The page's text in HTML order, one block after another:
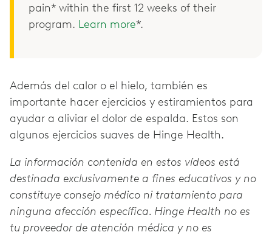
pain* within the first 12 weeks of their
program. Learn more*.
Además del calor o el hielo, también es
importante hacer ejercicios y estiramientos para
ayudar a aliviar el dolor de espalda. Estos son
algunos ejercicios suaves de Hinge Health.
La información contenida en estos vídeos está
destinada exclusivamente a fines educativos y no
constituye consejo médico ni tratamiento para
ninguna afección específica. Hinge Health no es
tu proveedor de atención médica y no es